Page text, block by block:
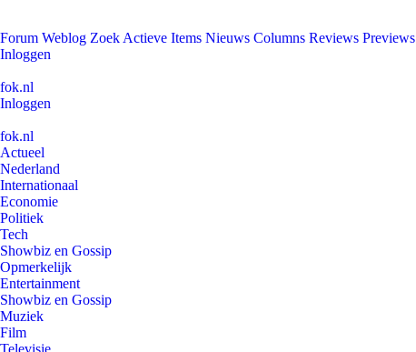
Forum Weblog Zoek Actieve Items Nieuws Columns Reviews Previews
Inloggen
fok.nl
Inloggen
fok.nl
Actueel
Nederland
Internationaal
Economie
Politiek
Tech
Showbiz en Gossip
Opmerkelijk
Entertainment
Showbiz en Gossip
Muziek
Film
Televisie